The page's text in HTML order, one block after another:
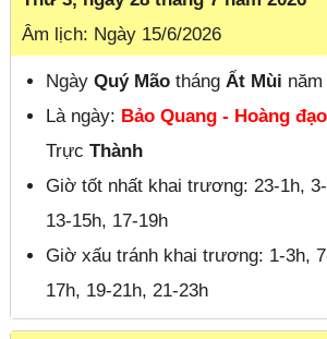
Âm lịch: Ngày 15/6/2026
NgàyQuý Mão thángẤt Mùi năm
Là ngày: Bảo Quang - Hoàng đạo
TrựcThành
Giờ tốt nhất khai trương: 23-1h,
13-15h, 17-19h
Giờ xấu tránh khai trương: 1-3h,
17h, 19-21h, 21-23h